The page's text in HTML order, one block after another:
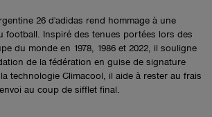
26 d'adidas rend hommage à une
football. Inspiré des tenues portées lors des
du monde en 1978, 1986 et 2022, il souligne
de la fédération en guise de signature
technologie Climacool, il aide à rester au frais
au coup de sifflet final.